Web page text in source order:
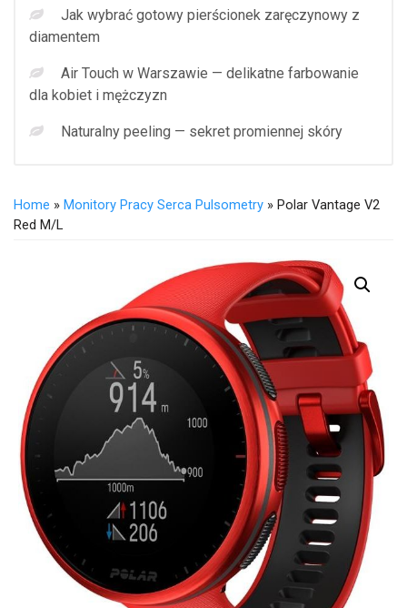
Jak wybrać gotowy pierścionek zaręczynowy z
diamentem
Air Touch w Warszawie — delikatne farbowanie
dla kobiet i mężczyzn
Naturalny peeling — sekret promiennej skóry
Home » Monitory Pracy Serca Pulsometry » Polar Vantage V2
Red M/L